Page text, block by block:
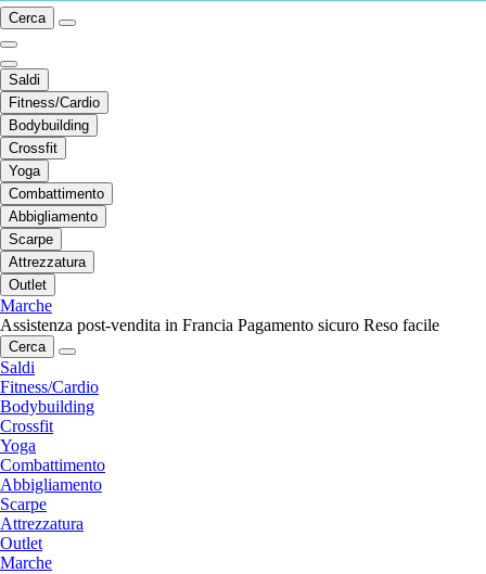
Cerca
Saldi
Fitness/Cardio
Bodybuilding
Crossfit
Yoga
Combattimento
Abbigliamento
Scarpe
Attrezzatura
Outlet
Marche
Assistenza post-vendita in Francia Pagamento sicuro Reso facile
Cerca
Saldi
Fitness/Cardio
Bodybuilding
Crossfit
Yoga
Combattimento
Abbigliamento
Scarpe
Attrezzatura
Outlet
Marche